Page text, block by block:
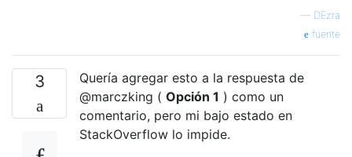
— DEzra
fuente
3
Quería agregar esto a la respuesta de
@marczking ( Opción 1 ) como un
comentario, pero mi bajo estado en
StackOverflow lo impide.